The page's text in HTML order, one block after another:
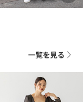
一覧を見る